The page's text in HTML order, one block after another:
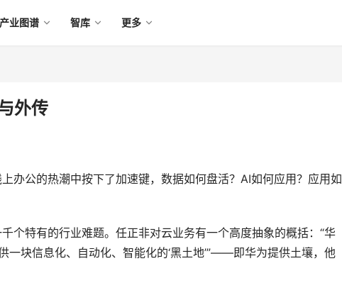
产业图谱 智库 更多
外传
办公的热潮中按下了加速键，数据如何盘活？AI如何应用？应用如
个特有的行业难题。任正非对云业务有一个高度抽象的概括：“华
一块信息化、自动化、智能化的‘黑土地’”——即华为提供土壤，他